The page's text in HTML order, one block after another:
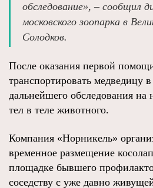
обследование», – сообщил
московского зоопарка в
Солодков.
После оказания первой
транспортировать медведицу
дальнейшего обследования
тел в теле животного.
Компания «Норникель»
временное размещение
площадке бывшего
соседству с уже давно